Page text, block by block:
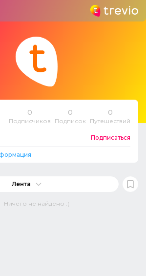
0
Подписчиков
0
Подписок
0
Путешествий
Подписаться
Лента
Ничего не найдено :(